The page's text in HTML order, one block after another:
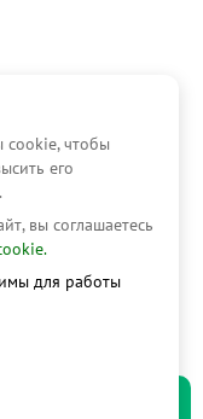
в т.ч.
Условия
на сервисе
без
cookie, чтобы
его
вы соглашаетесь
для работы